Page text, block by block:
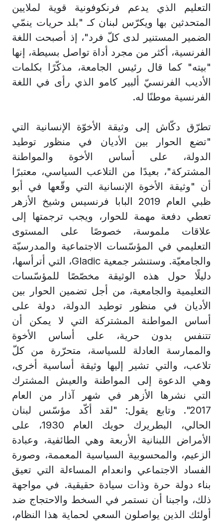
التعليم الذي يدعم فرنكوفونية قوية لملايين
المتحدثين بها ويكرّس لبنان كـ "بلد حريات ينمّي
الضمير المستنير لدى كلّ فرد"، إذ أصبحت اللغة
الفرنسية، أكثر من مجرد أداة تواصل بسيطة، إنها
"بيته" كما قال رئيس الجامعة، مذكّرًا بكلمات
الأديب الفرنسيّ ألبير كامو الذي رأى في اللغة
الفرنسية موطنًا له.
تطرّق دكّاش إلى وثيقة الأخوّة الإنسانية التي
"تضع الحوار بين الأديان في منظور توطيد
الدولة، على أساس الأخوة والمواطنة
المشتركة"، بعيدًا من التلاعب السياسي، معتبرًا
أن "وثيقة الأخوة الإنسانية التي وقّعها في أبو
ظبي العام 2019 البابا فرنسيس وشيخ الأزهر
تعطي دفعة مهمة للحوار، ويجب ترجمتها إلى
علاقات ملموسة، خصوصًا على المستوى
التعليمي في المؤسّسات الاجتماعية والمدرسيّة
والجامعيّة. وستنشر جمعية Gladic، التي أترأسها،
دليلًا حول هذه الوثيقة مخصّصًا للمؤسّسات
التعليمية والجامعية، من أجل تضمين الحوار بين
الأديان في منظور توطيد الدولة، دولة على
أساس المواطنة المشتركة التي لا يمكن أن
تتنفس بدون حرية، على أساس الأخوة
والممارسة العادلة للسياسة، متحرّرة من كلّ
تلاعب، والتي تشير إليها وثيقة أساسية أخرى،
وهي الدعوة إلى المواطنة والعيش المشترك
التي نشرها الأزهر في شهر آذار من العام
2017". وتابع يقول: "لقد أكّد مؤسّس لبنان
الحالي، البطريرك حويك العام 1930، على
الأمراض اللبنانية الأربعة وهي الطائفية، وعبادة
الزعيم، والمحسوبية السياسية المعممة، وصورة
الفساد الاجتماعي وانعدام المساءلة التي تعيق
بناء دولة حرة وذات سيادة حقيقية. في مواجهة
ذلك، واجبنا أن نستمر في السخط والاحتجاج ضد
أولئك الذين يواصلون السعي لحماية هذا النظام،